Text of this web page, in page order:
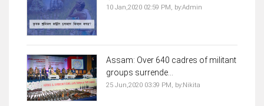
10 Jan,2020 02:59 PM, by:Admin
Assam: Over 640 cadres of militant
groups surrende...
25 Jun,2020 03:39 PM, by:Nikita